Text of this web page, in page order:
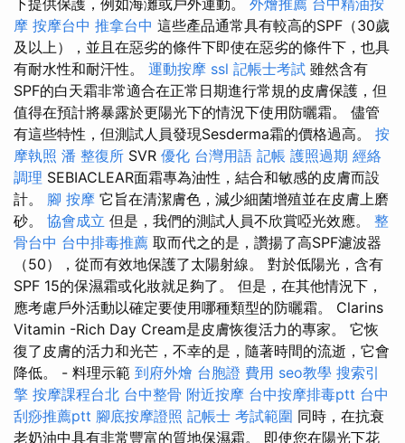
下提供保護，例如海灘或戶外運動。 外燴推薦 台中精油按
摩 按摩台中 推拿台中 這些產品通常具有較高的SPF（30歲
及以上），並且在惡劣的條件下即使在惡劣的條件下，也具
有耐水性和耐汗性。 運動按摩 ssl 記帳士考試 雖然含有
SPF的白天霜非常適合在正常日期進行常規的皮膚保護，但
值得在預計將暴露於更陽光下的情況下使用防曬霜。 儘管
有這些特性，但測試人員發現Sesderma霜的價格過高。 按
摩執照 潘 整復所 SVR 優化 台灣用語 記帳 護照過期 經絡
調理 SEBIACLEAR面霜專為油性，結合和敏感的皮膚而設
計。 腳 按摩 它旨在清潔膚色，減少細菌增殖並在皮膚上磨
砂。 協會成立 但是，我們的測試人員不欣賞啞光效應。 整
骨台中 台中排毒推薦 取而代之的是，讚揚了高SPF濾波器
（50），從而有效地保護了太陽射線。 對於低陽光，含有
SPF 15的保濕霜或化妝就足夠了。 但是，在其他情況下，
應考慮戶外活動以確定要使用哪種類型的防曬霜。 Clarins
Vitamin -Rich Day Cream是皮膚恢復活力的專家。 它恢
復了皮膚的活力和光芒，不幸的是，隨著時間的流逝，它會
降低。 - 料理示範 到府外燴 台胞證 費用 seo教學 搜索引
擎 按摩課程台北 台中整骨 附近按摩 台中按摩排毒ptt 台中
刮痧推薦ptt 腳底按摩證照 記帳士 考試範圍 同時，在抗衰
老奶油中具有非常豐富的質地保濕霜。 即使您在陽光下花